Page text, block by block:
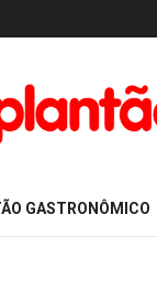
GASTRONÔMICO